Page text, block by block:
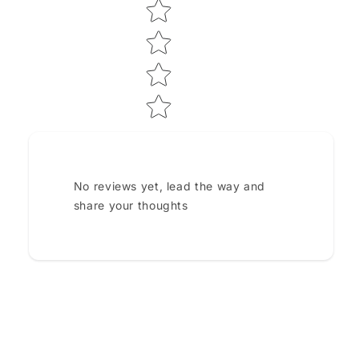
No reviews yet, lead the way and
share your thoughts